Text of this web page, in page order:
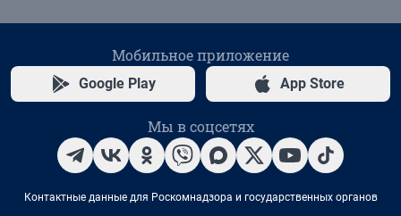
Мобильное приложение
Google Play App Store
Мы в соцсетях
Контактные данные для Роскомнадзора и государственных органов